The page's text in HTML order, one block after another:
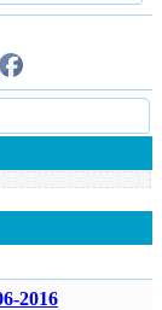
2016